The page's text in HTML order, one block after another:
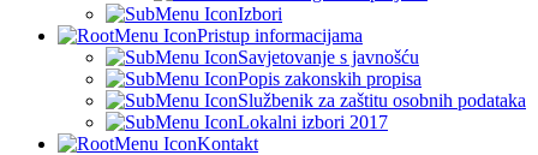
Izbori
Pristup informacijama
Savjetovanje s javnošću
Popis zakonskih propisa
Službenik za zaštitu osobnih podataka
Lokalni izbori 2017
Kontakt